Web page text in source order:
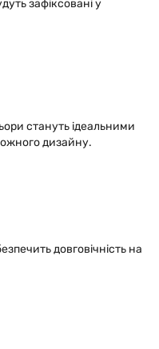
зафіксовані у
стануть ідеальними
дизайну.
довговічність на